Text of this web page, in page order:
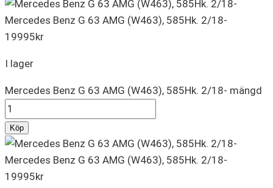
Mercedes Benz G 63 AMG (W463), 585Hk. 2/18-
19995kr
I lager
Mercedes Benz G 63 AMG (W463), 585Hk. 2/18- mängd
Köp
Mercedes Benz G 63 AMG (W463), 585Hk. 2/18-
19995kr